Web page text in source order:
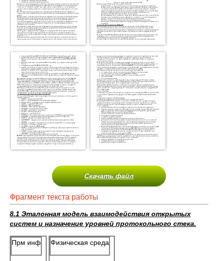
Скачать файл
Фрагмент текста работы
8.1 Эталонная модель взаимодействия открытых
систем и назначение уровней протокольного стека.
Прм инф Физическая среда